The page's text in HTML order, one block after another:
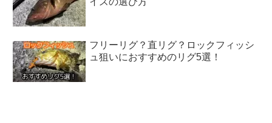
フリーリグ？直リグ？ロックフィッシ
ュ狙いにおすすめのリグ5選！